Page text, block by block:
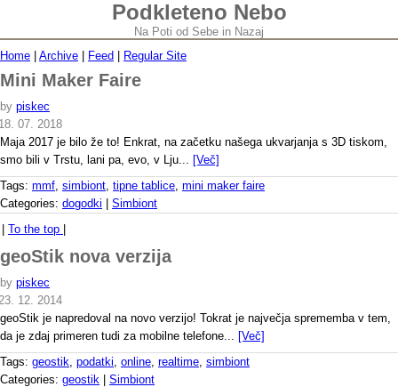
Podkleteno Nebo
Na Poti od Sebe in Nazaj
Home
Archive Feed Regular Site
Mini Maker Faire
by piskec
07. 2018
Maja 2017 je bilo že to! Enkrat, na začetku našega ukvarjanja s 3D tiskom,
smo bili v Trstu, lani pa, evo, v Lju... [Več]
Tags: mmf, simbiont, tipne tablice, mini maker faire
Categories: dogodki
Simbiont
To the top
geoStik nova verzija
by piskec
12. 2014
geoStik je napredoval na novo verzijo! Tokrat je največja sprememba v tem,
da je zdaj primeren tudi za mobilne telefone... [Več]
Tags: geostik, podatki, online, realtime, simbiont
Categories: geostik
Simbiont